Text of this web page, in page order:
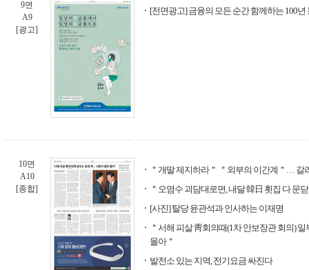
9면
A9
[광고]
[전면광고] 금융의 모든 순간 함께하는 100년
10면
A10
[종합]
＂개딸 제지하라＂ ＂외부의 이간계＂… 갈
＂오염수 괴담대로면, 내달 韓日 횟집 다 문
[사진] 탈당 윤관석과 인사하는 이재명
＂서해 피살 靑회의때(1차 안보장관 회의)
몰아＂
발전소 있는 지역, 전기요금 싸진다